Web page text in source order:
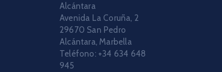
Alcántara
Avenida La Coruña, 2
29670 San Pedro
Alcántara, Marbella
Teléfono: +34 634 648
945